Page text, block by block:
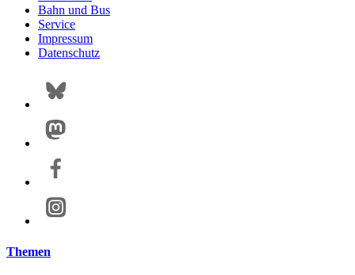
Bahn und Bus
Service
Impressum
Datenschutz
Themen